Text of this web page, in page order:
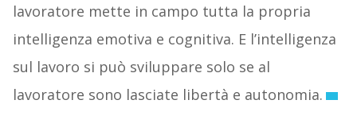
lavoratore mette in campo tutta la propria
intelligenza emotiva e cognitiva. E l’intelligenza
sul lavoro si può sviluppare solo se al
lavoratore sono lasciate libertà e autonomia.